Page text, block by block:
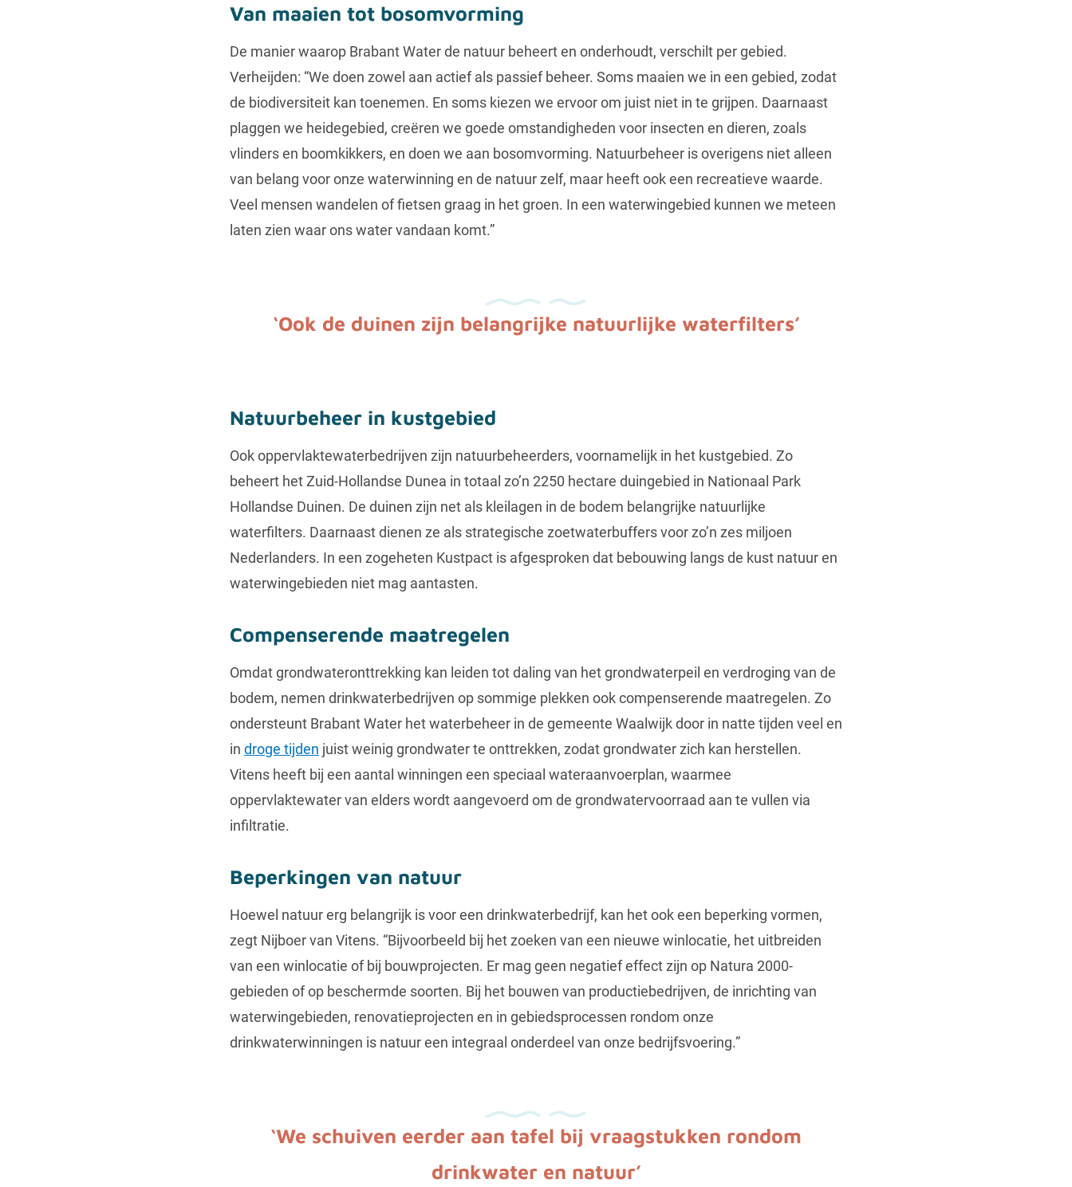
Van maaien tot bosomvorming
De manier waarop Brabant Water de natuur beheert en onderhoudt, verschilt per gebied.
Verheijden: “We doen zowel aan actief als passief beheer. Soms maaien we in een gebied, zodat
de biodiversiteit kan toenemen. En soms kiezen we ervoor om juist niet in te grijpen. Daarnaast
plaggen we heidegebied, creëren we goede omstandigheden voor insecten en dieren, zoals
vlinders en boomkikkers, en doen we aan bosomvorming. Natuurbeheer is overigens niet alleen
van belang voor onze waterwinning en de natuur zelf, maar heeft ook een recreatieve waarde.
Veel mensen wandelen of fietsen graag in het groen. In een waterwingebied kunnen we meteen
laten zien waar ons water vandaan komt.”
‘Ook de duinen zijn belangrijke natuurlijke waterfilters’
Natuurbeheer in kustgebied
Ook oppervlaktewaterbedrijven zijn natuurbeheerders, voornamelijk in het kustgebied. Zo
beheert het Zuid-Hollandse Dunea in totaal zo’n 2250 hectare duingebied in Nationaal Park
Hollandse Duinen. De duinen zijn net als kleilagen in de bodem belangrijke natuurlijke
waterfilters. Daarnaast dienen ze als strategische zoetwaterbuffers voor zo’n zes miljoen
Nederlanders. In een zogeheten Kustpact is afgesproken dat bebouwing langs de kust natuur en
waterwingebieden niet mag aantasten.
Compenserende maatregelen
Omdat grondwateronttrekking kan leiden tot daling van het grondwaterpeil en verdroging van de
bodem, nemen drinkwaterbedrijven op sommige plekken ook compenserende maatregelen. Zo
ondersteunt Brabant Water het waterbeheer in de gemeente Waalwijk door in natte tijden veel en
in droge tijden juist weinig grondwater te onttrekken, zodat grondwater zich kan herstellen.
Vitens heeft bij een aantal winningen een speciaal wateraanvoerplan, waarmee
oppervlaktewater van elders wordt aangevoerd om de grondwatervoorraad aan te vullen via
infiltratie.
Beperkingen van natuur
Hoewel natuur erg belangrijk is voor een drinkwaterbedrijf, kan het ook een beperking vormen,
zegt Nijboer van Vitens. “Bijvoorbeeld bij het zoeken van een nieuwe winlocatie, het uitbreiden
van een winlocatie of bij bouwprojecten. Er mag geen negatief effect zijn op Natura 2000-
gebieden of op beschermde soorten. Bij het bouwen van productiebedrijven, de inrichting van
waterwingebieden, renovatieprojecten en in gebiedsprocessen rondom onze
drinkwaterwinningen is natuur een integraal onderdeel van onze bedrijfsvoering.”
‘We schuiven eerder aan tafel bij vraagstukken rondom
drinkwater en natuur’